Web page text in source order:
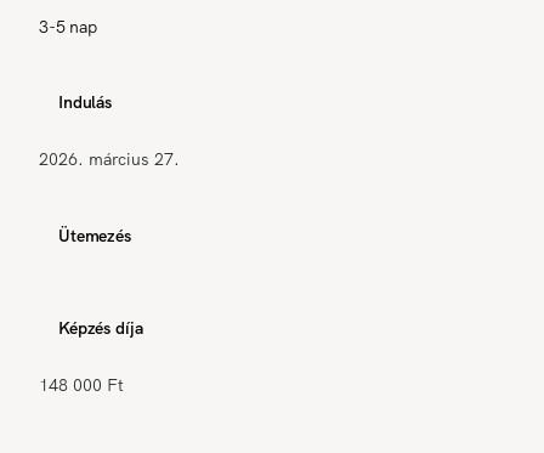
3-5 nap
Indulás
2026. március 27.
Ütemezés
Képzés díja
148 000 Ft